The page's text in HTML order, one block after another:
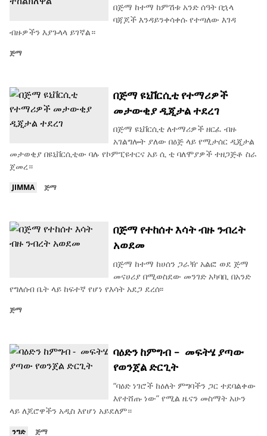
በጅማ ከተማ ከምሽቱ አንድ ሰዓት በኋላ
ባጃጆች እንዳይንቀሳቀሱ የተጣለው እገዳ
ብዙዎችን እያጉላላ ይገኛል።
ጅማ
በጅማ ዩኒቨርሲቲ የተማሪዎች
መታውቂያ ዲጂታል ተደረገ
በጅማ ዩኒቨርሲቲ ለተማሪዎች ዘርፈ ብዙ
አገልግሎት ያለው በዕጅ ላይ የሚታሰር ዲጂታል
መታወቂያ በዩኒቨርሲቲው ባሉ የኮምፒዩተርና አይ ሲ ቲ ባለሞያዎች ተዘጋጅቶ ስራ
ጀመረ።
JIMMA ጅማ
በጅማ የተከሰተ እሳት ብዙ ንብረት
አወደመ
በጅማ ከተማ ከሀሰን ጋራዥ አልፎ ወደ ጅማ
መናሀሪያ በሚወስደው መንገድ አካባቢ በአንድ
የግለሰብ ቤት ላይ ከፍተኛ የሆነ የእሳት አደጋ ደረሰ፡፡
ጅማ
ባዕድን ከምግብ - መፍትሄ ያጣው
የወንጀል ድርጊት
“ባዕድ ነገሮች ከዕለት ምግባችን ጋር ተደባልቀው
እየተሸጡ ነው” የሚል ዜናን መስማት አሁን
ላይ ለጆሮዋችን አዲስ እየሆነ አይደለም።
ንግድ ጅማ